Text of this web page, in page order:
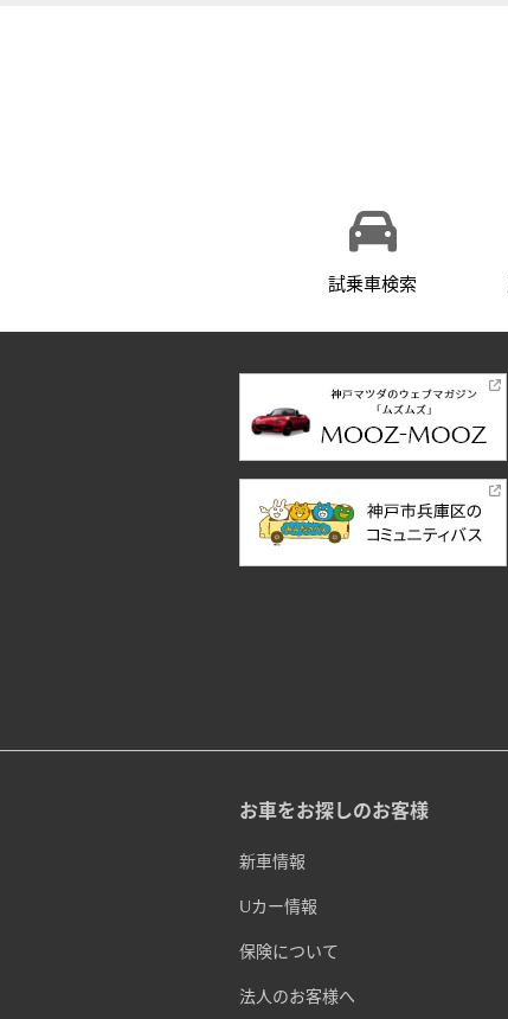
試乗車検索
お車をお探しのお客様
新車情報
Uカー情報
保険について
法人のお客様へ